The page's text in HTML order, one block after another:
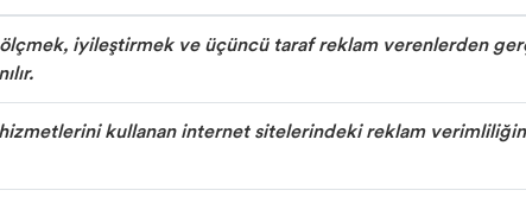
iyileştirmek ve üçüncü taraf reklam verenlerden
kullanan internet sitelerindeki reklam